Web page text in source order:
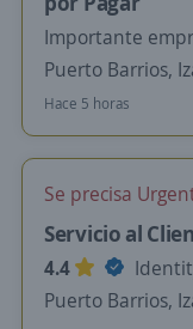
Importante
Puerto Barrios,
Hace 5 horas
Se precisa
Servicio al
4.4
Puerto Barrios,